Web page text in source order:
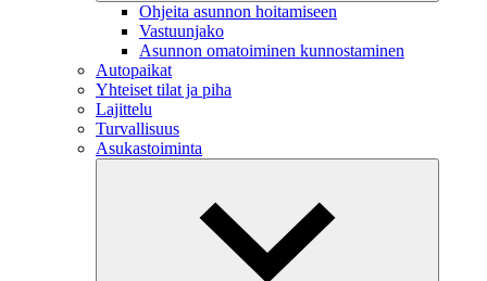
Ohjeita asunnon hoitamiseen
Vastuunjako
Asunnon omatoiminen kunnostaminen
Autopaikat
Yhteiset tilat ja piha
Lajittelu
Turvallisuus
Asukastoiminta